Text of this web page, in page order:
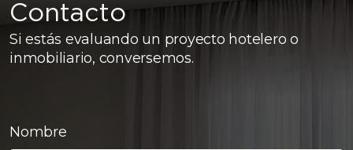
Contacto
Si estás evaluando un proyecto hotelero o
inmobiliario, conversemos.
Nombre